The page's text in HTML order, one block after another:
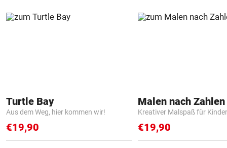
Turtle Bay
Aus dem Weg, hier kommen wir!
€19,90
Kreativer Malspaß für Kinder
€19,90